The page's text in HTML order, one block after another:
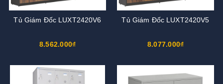
Tủ Giám Đốc LUXT2420V6
8.562.000₫
Tủ Giám Đốc LUXT2420V5
8.077.000₫